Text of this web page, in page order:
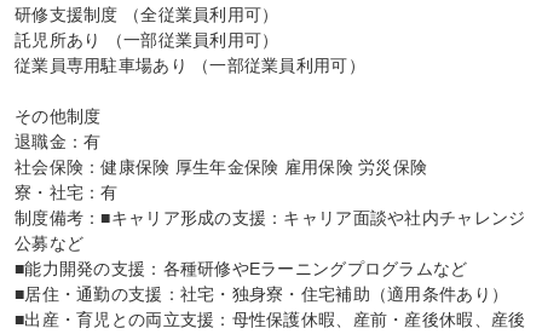
研修支援制度 （全従業員利用可）
託児所あり （一部従業員利用可）
従業員専用駐車場あり （一部従業員利用可）
その他制度
退職金：有
社会保険：健康保険 厚生年金保険 雇用保険 労災保険
寮・社宅：有
制度備考：■キャリア形成の支援：キャリア面談や社内チャレンジ
公募など
■能力開発の支援：各種研修やEラーニングプログラムなど
■居住・通勤の支援：社宅・独身寮・住宅補助（適用条件あり）
■出産・育児との両立支援：母性保護休暇、産前・産後休暇、産後